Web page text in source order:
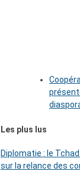
Les plus lus
Diplomatie : le
sur la relance des